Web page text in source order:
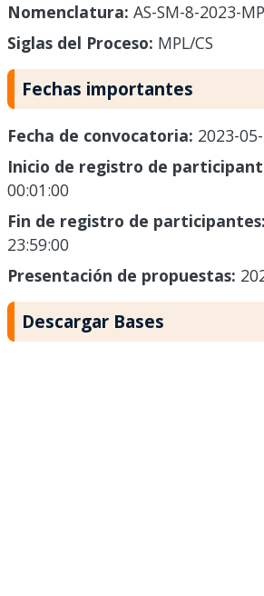
Nomenclatura: AS-SM-8-2023-
Siglas del Proceso: MPL/CS
Fechas importantes
Fecha de convocatoria: 2023-
Inicio de registro de
00:01:00
Fin de registro de participantes:
23:59:00
Presentación de propuestas:
Descargar Bases